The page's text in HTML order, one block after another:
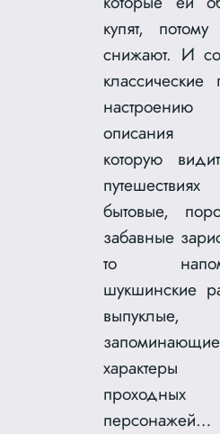
купят,
снижают. И
описания
которую
бытовые,
забавные
то
шукшинские
выпуклые,
проходных
персонажей…